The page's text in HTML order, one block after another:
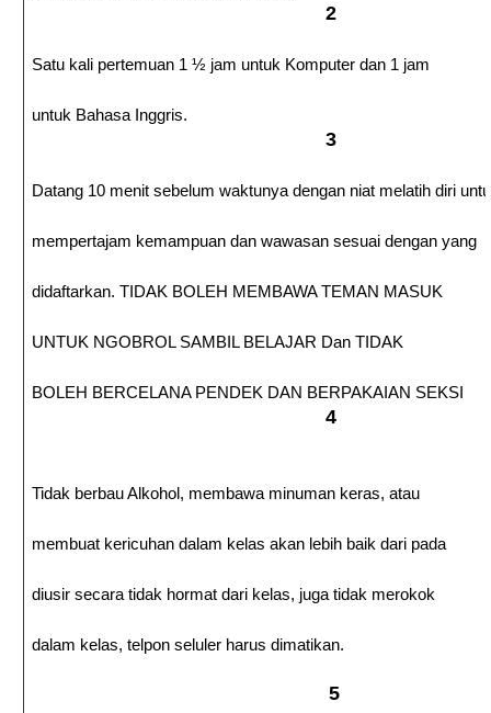
2
Satu kali pertemuan 1 ½ jam untuk Komputer dan 1 jam
untuk Bahasa Inggris.
3
Datang 10 menit sebelum waktunya dengan niat melatih diri
mempertajam kemampuan dan wawasan sesuai dengan yang
didaftarkan. TIDAK BOLEH MEMBAWA TEMAN MASUK
UNTUK NGOBROL SAMBIL BELAJAR Dan TIDAK
BOLEH BERCELANA PENDEK DAN BERPAKAIAN SEKSI
4
Tidak berbau Alkohol, membawa minuman keras, atau
membuat kericuhan dalam kelas akan lebih baik dari pada
diusir secara tidak hormat dari kelas, juga tidak merokok
dalam kelas, telpon seluler harus dimatikan.
5